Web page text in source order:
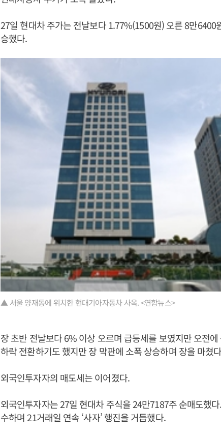
27일 현대차 주가는 전날보다 1.77%(1500원) 오른 8만6400
승했다.
▲ 서울 양재동에 위치한 현대기아자동차 사옥. <연합뉴스>
장 초반 전날보다 6% 이상 오르며 급등세를 보였지만 오전
하락 전환하기도 했지만 장 막판에 소폭 상승하며 장을 마쳤
외국인투자자의 매도세는 이어졌다.
외국인투자자는 27일 현대차 주식을 24만7187주 순매도했
수하며 21거래일 연속 ‘사자’ 행진을 거듭했다.